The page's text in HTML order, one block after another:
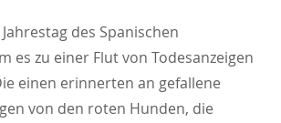
des Spanischen
es zu einer Flut von Todesanzeigen
einen erinnerten an gefallene
von den roten Hunden, die